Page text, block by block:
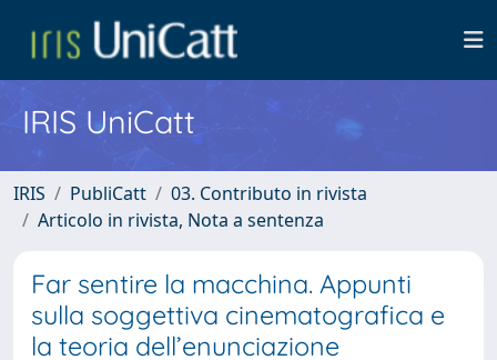
IRIS UniCatt
IRIS PubliCatt
03. Contributo in rivista
Articolo in rivista, Nota a sentenza
Far sentire la macchina. Appunti
sulla soggettiva cinematografica e
la teoria dell’enunciazione